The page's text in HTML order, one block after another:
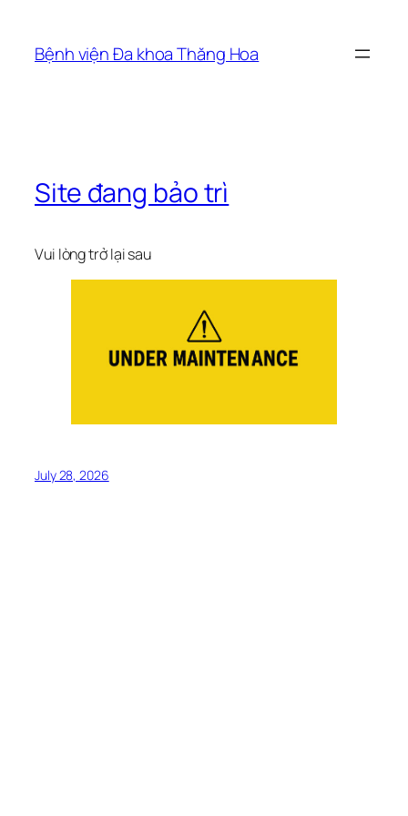
content
Bệnh viện Đa khoa Thăng Hoa
Site đang bảo trì
Vui lòng trở lại sau
July 28, 2026